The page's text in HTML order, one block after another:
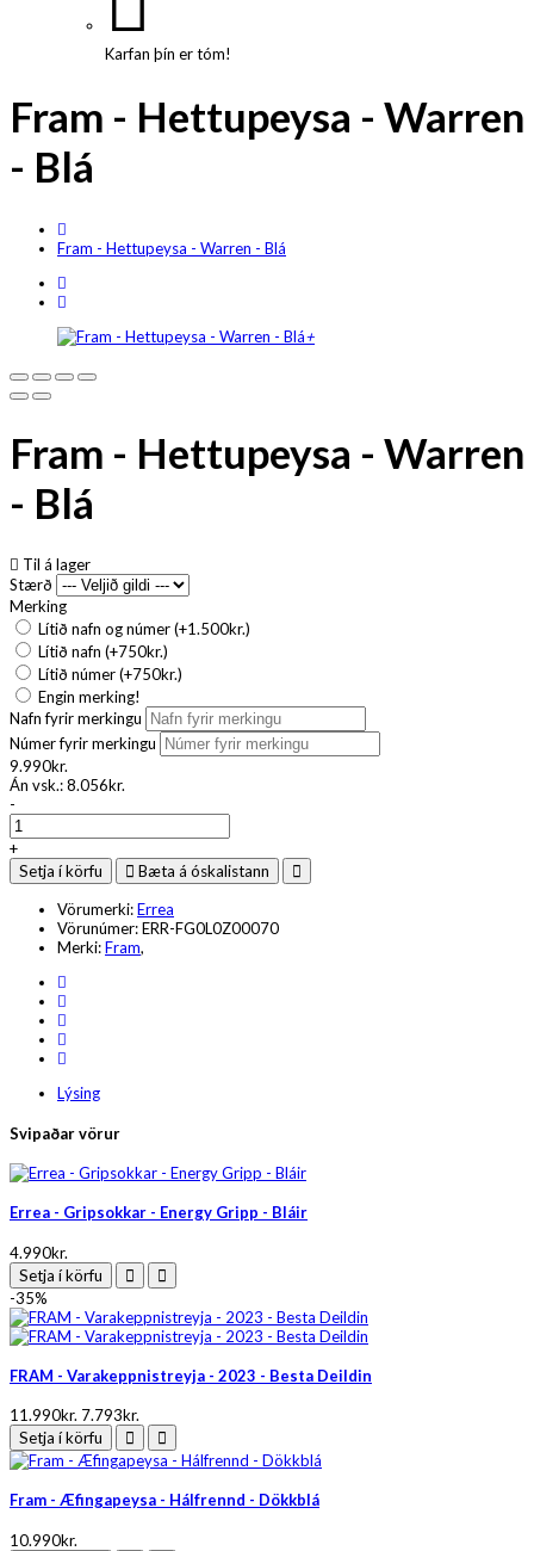
Karfan þín er tóm!
Fram - Hettupeysa - Warren
- Blá
Fram - Hettupeysa - Warren - Blá
+
Fram - Hettupeysa - Warren
- Blá
Til á lager
Stærð
Merking
Lítið nafn og númer (+1.500kr.)
Lítið nafn (+750kr.)
Lítið númer (+750kr.)
Engin merking!
Nafn fyrir merkingu
Númer fyrir merkingu
9.990kr.
Án vsk.:8.056kr.
-
+
Setja í körfu
Bæta á óskalistann
Vörumerki:Errea
Vörunúmer:ERR-FG0L0Z00070
Merki:Fram,
Lýsing
Svipaðar vörur
Errea - Gripsokkar - Energy Gripp - Bláir
4.990kr.
Setja í körfu
-35%
FRAM - Varakeppnistreyja - 2023 - Besta Deildin
11.990kr. 7.793kr.
Setja í körfu
Fram - Æfingapeysa - Hálfrennd - Dökkblá
10.990kr.